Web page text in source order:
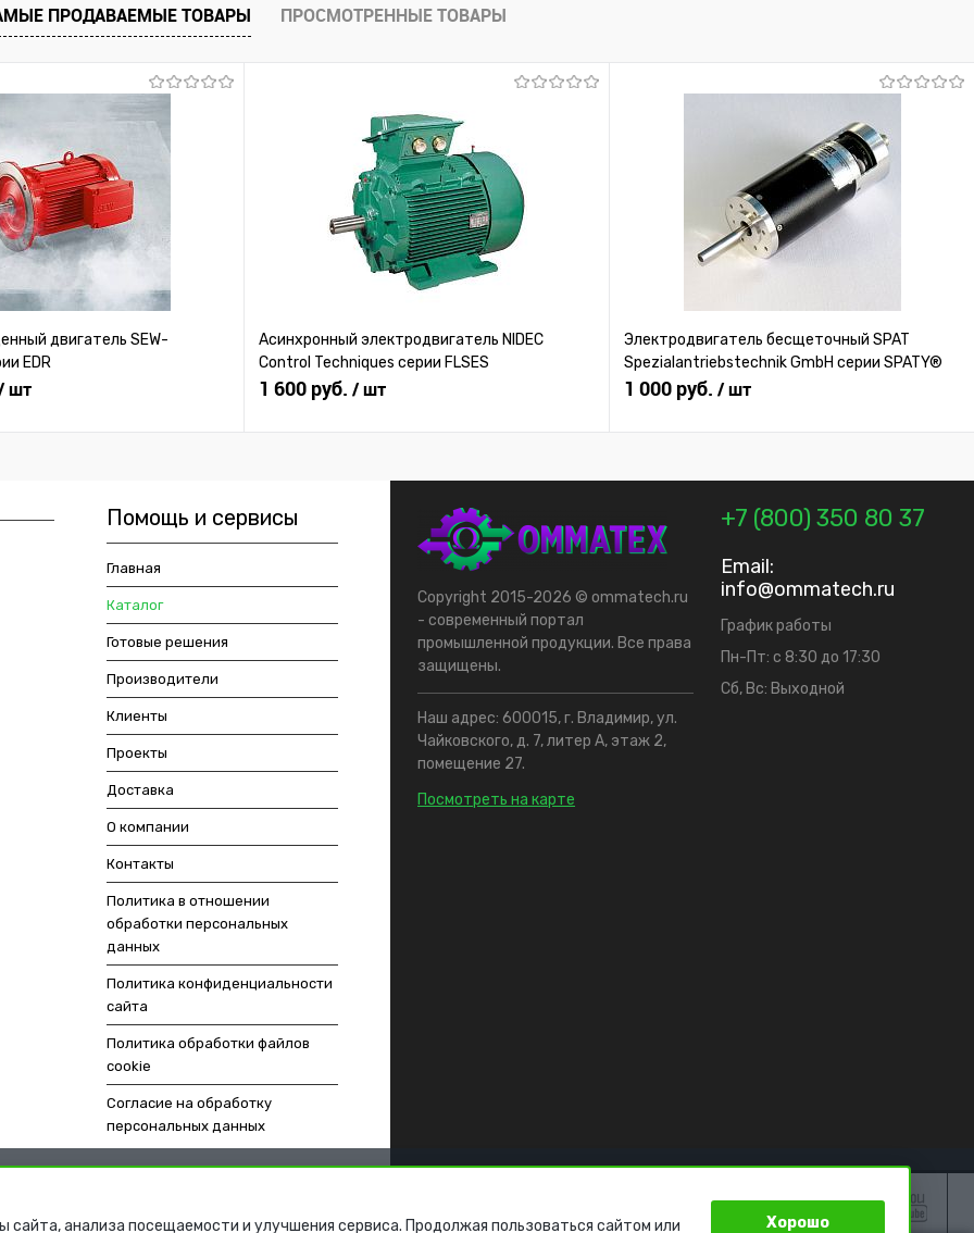
ПРОДАВАЕМЫЕ ТОВАРЫ ПРОСМОТРЕННЫЕ ТОВАРЫ
двигатель SEW-
EDR
шт
Асинхронный электродвигатель NIDEC
Control Techniques серии FLSES
1 600 руб. / шт
Электродвигатель бесщеточный SPAT
Spezialantriebstechnik GmbH серии SPATY®
1 000 руб. / шт
Помощь и сервисы
Главная
Каталог
Готовые решения
Производители
Клиенты
Проекты
Доставка
О компании
Контакты
Политика в отношении
обработки персональных
данных
Политика конфиденциальности
сайта
Политика обработки файлов
cookie
Согласие на обработку
персональных данных
Copyright 2015-2026 © ommatech.ru
- современный портал
промышленной продукции. Все права
защищены.
Наш адрес: 600015, г. Владимир, ул.
Чайковского, д. 7, литер А, этаж 2,
помещение 27.
Посмотреть на карте
+7 (800) 350 80 37
Email:
info@ommatech.ru
График работы
Пн-Пт: с 8:30 до 17:30
Сб, Вс: Выходной
анализа посещаемости и улучшения сервиса. Продолжая пользоваться сайтом или Хорошо